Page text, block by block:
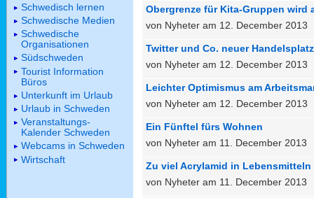
Obergrenze für Kita-Gruppen wird
von Nyheter am 12. December 2013
Twitter und Co. neuer
von Nyheter am 12. December 2013
Leichter Optimismus am
von Nyheter am 12. December 2013
Ein Fünftel fürs Wohnen
von Nyheter am 11. December 2013
Zu viel Acrylamid in Lebensmitteln
von Nyheter am 11. December 2013
Schwedisch lernen
Schwedische Medien
Schwedische
Organisationen
Südschweden
Tourist Information
Büros
Unterkunft im Urlaub
Urlaub in Schweden
Veranstaltungs-
Kalender Schweden
Webcams in Schweden
Wirtschaft